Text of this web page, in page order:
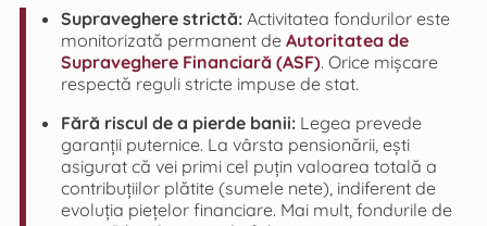
Supraveghere strictă:Activitatea fondurilor este
monitorizată permanent de Autoritatea de
Supraveghere Financiară (ASF). Orice mișcare
respectă reguli stricte impuse de stat.
Fără riscul de a pierde banii:Legea prevede
garanții puternice. La vârsta pensionării, ești
asigurat că vei primi cel puțin valoarea totală a
contribuțiilor plătite (sumele nete), indiferent de
evoluția piețelor financiare. Mai mult, fondurile de